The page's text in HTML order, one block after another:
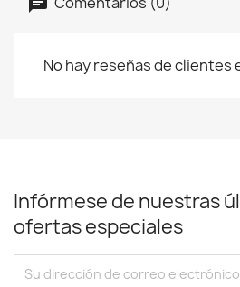
No hay reseñas de clientes
Infórmese de nuestras
ofertas especiales